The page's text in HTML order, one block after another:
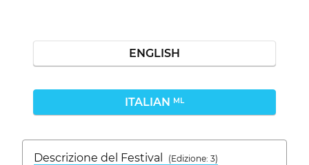
ENGLISH
ITALIAN ML
Descrizione del Festival
( Edizione: 3)